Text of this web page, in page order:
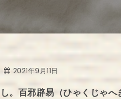
2021年9月11日
。百邪辟易（ひゃくじゃ